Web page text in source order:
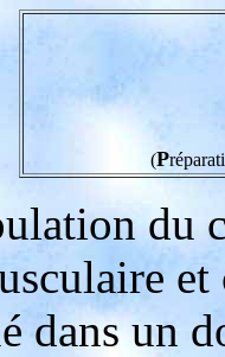
(P
du
dans un